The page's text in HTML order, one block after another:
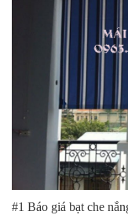
#1 Báo giá bạt che